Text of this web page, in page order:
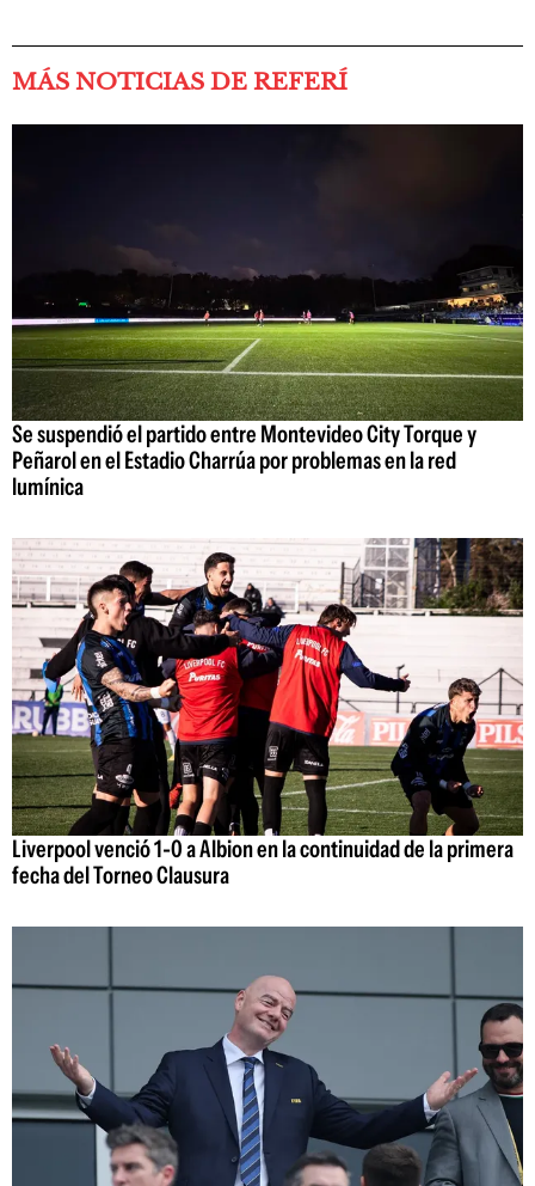
MÁS NOTICIAS DE REFERÍ
Se suspendió el partido entre Montevideo City Torque y
Peñarol en el Estadio Charrúa por problemas en la red
lumínica
Liverpool venció 1-0 a Albion en la continuidad de la primera
fecha del Torneo Clausura